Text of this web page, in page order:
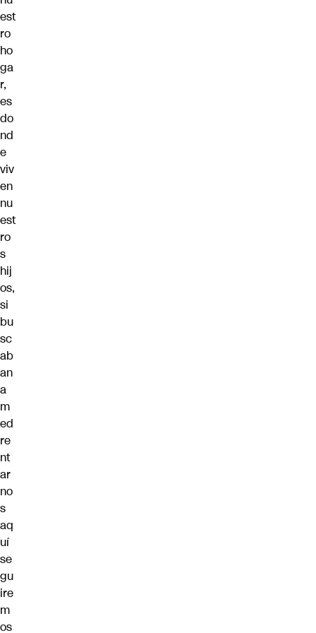
est
ro
ho
ga
r,
es
do
nd
e
viv
en
nu
est
ro
s
hij
os,
si
bu
sc
ab
an
a
m
ed
re
nt
ar
no
s
aq
uí
se
gu
ire
m
os